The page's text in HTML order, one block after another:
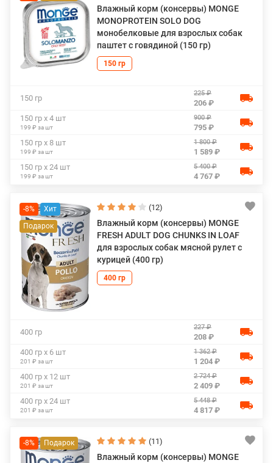
Влажный корм (консервы) MONGE
MONOPROTEIN SOLO DOG
монобелковые для взрослых собак
паштет с говядиной (150 гр)
150 гр
150 гр
225 ₽
206 ₽
150 гр х 4 шт
199 ₽ за шт
900 ₽
795 ₽
150 гр х 8 шт
199 ₽ за шт
1 800 ₽
1 589 ₽
150 гр х 24 шт
199 ₽ за шт
5 400 ₽
4 767 ₽
-8% (12)
Влажный корм (консервы) MONGE
FRESH ADULT DOG CHUNKS IN LOAF
для взрослых собак мясной рулет с
курицей (400 гр)
400 гр
400 гр
227 ₽
208 ₽
400 гр х 6 шт
201 ₽ за шт
1 362 ₽
1 204 ₽
400 гр х 12 шт
201 ₽ за шт
2 724 ₽
2 409 ₽
400 гр х 24 шт
201 ₽ за шт
5 448 ₽
4 817 ₽
-8% (11)
Влажный корм (консервы) MONGE